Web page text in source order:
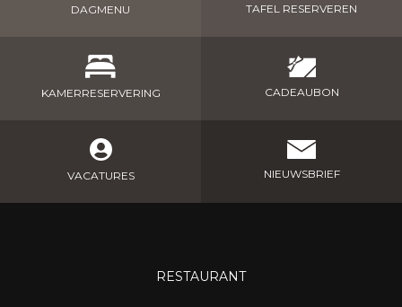
DAGMENU TAFEL RESERVEREN
KAMERRESERVERING CADEAUBON
VACATURES NIEUWSBRIEF
RESTAURANT